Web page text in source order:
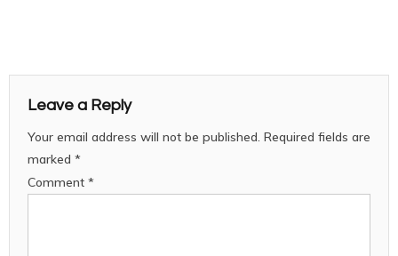
Leave a Reply
Your email address will not be published. Required fields are
marked *
Comment *